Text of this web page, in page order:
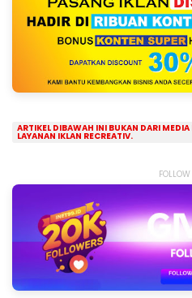
ARTIKEL DIBAWAH INI BUKAN DARI
LAYANAN IKLAN RECREATIV.